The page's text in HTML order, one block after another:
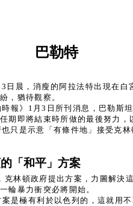
巴勒特
日晨，消瘦的阿拉法特出現在白
，猶待觀察。
時報》1月3日所刊消息，巴勒斯
期即將結束時所做的最後努力
只是示意「有條件地」接受克
「和平」方案
克林頓政府提出方案，力圖解決
輪暴力衝突必將開始。
是極有利於以色列的，這就用